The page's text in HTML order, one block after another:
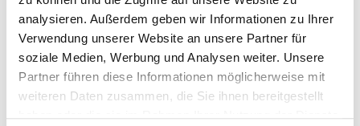
analysieren. Außerdem geben wir Informationen zu Ihrer
Verwendung unserer Website an unsere Partner für
soziale Medien, Werbung und Analysen weiter. Unsere
Partner führen diese Informationen möglicherweise mit
weiteren Daten zusammen, die Sie ihnen bereitgestellt
haben oder die sie im Rahmen Ihrer Nutzung der Dienste
Turnbeutel Kaninchen "Quartett" 10